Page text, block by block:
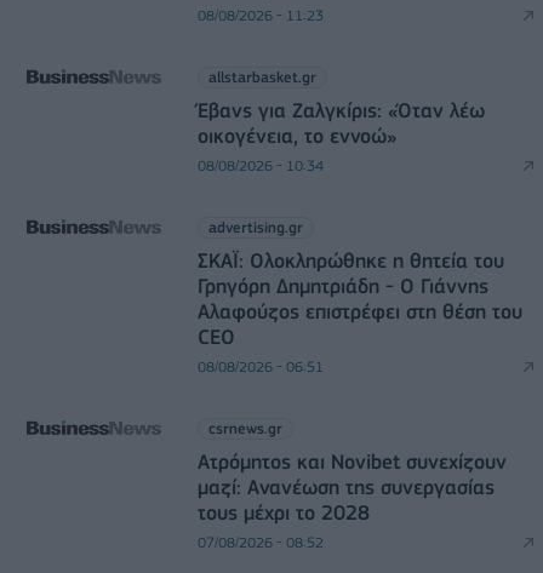
08/08/2026 - 11:23
allstarbasket.gr
Έβανς για Ζαλγκίρις: «Όταν λέω
οικογένεια, το εννοώ»
08/08/2026 - 10:34
advertising.gr
ΣΚΑΪ: Ολοκληρώθηκε η θητεία του
Γρηγόρη Δημητριάδη - Ο Γιάννης
Αλαφούζος επιστρέφει στη θέση του
CEO
08/08/2026 - 06:51
csrnews.gr
Ατρόμητος και Novibet συνεχίζουν
μαζί: Ανανέωση της συνεργασίας
τους μέχρι το 2028
07/08/2026 - 08:52